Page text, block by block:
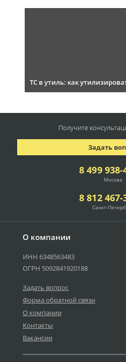
ТС в утиль: как
О компании
ИНН 6348563483
ОГРН 5092841920188
Задать вопрос
Форма обратной связи
О компании
Контакты
Вакансии
8 499 938-
Москва
8 812 467-
Санкт-
Задать
Получите